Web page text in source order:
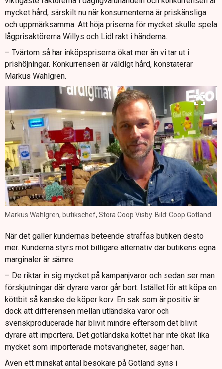
mycket hård, särskilt nu när konsumenterna är priskänsliga
och uppmärksamma. Att höja priserna för mycket skulle spela
lågprisaktörerna Willys och Lidl rakt i händerna.
– Tvärtom så har inköpspriserna ökat mer än vi tar ut i
prishöjningar. Konkurrensen är väldigt hård, konstaterar
Markus Wahlgren.
Markus Wahlgren, butikschef, Stora Coop Visby. Bild: Coop Gotland
När det gäller kundernas beteende straffas butiken desto
mer. Kunderna styrs mot billigare alternativ där butikens egna
marginaler är sämre.
– De riktar in sig mycket på kampanjvaror och sedan ser man
förskjutningar där dyrare varor går bort. Istället för att köpa en
köttbit så kanske de köper korv. En sak som är positiv är
dock att differensen mellan utländska varor och
svenskproducerade har blivit mindre eftersom det blivit
dyrare att importera. Det gotländska köttet har inte ökat lika
mycket som importerade motsvarigheter, säger han.
Även ett minskat antal besökare på Gotland syns i